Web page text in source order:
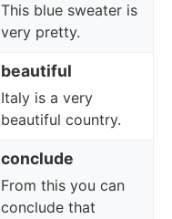
This blue sweater is
very pretty.
beautiful
Italy is a very
beautiful country.
conclude
From this you can
conclude that